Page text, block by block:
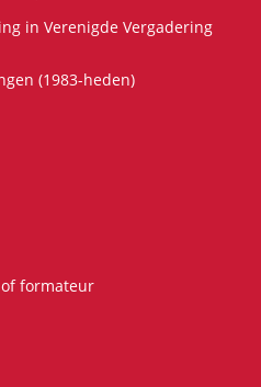
in Verenigde Vergadering
(1983-heden)
formateur